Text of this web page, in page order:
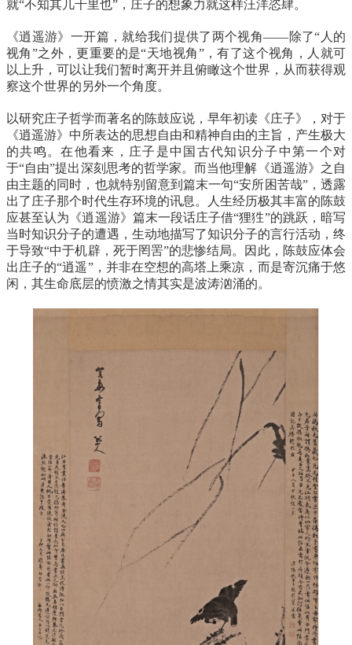
就“不知其几千里也”，庄子的想象力就这样汪洋恣肆。
《逍遥游》一开篇，就给我们提供了两个视角——除了“人的
视角”之外，更重要的是“天地视角”，有了这个视角，人就可
以上升，可以让我们暂时离开并且俯瞰这个世界，从而获得观
察这个世界的另外一个角度。
以研究庄子哲学而著名的陈鼓应说，早年初读《庄子》，对于
《逍遥游》中所表达的思想自由和精神自由的主旨，产生极大
的共鸣。在他看来，庄子是中国古代知识分子中第一个对
于“自由”提出深刻思考的哲学家。而当他理解《逍遥游》之自
由主题的同时，也就特别留意到篇末一句“安所困苦哉”，透露
出了庄子那个时代生存环境的讯息。人生经历极其丰富的陈鼓
应甚至认为《逍遥游》篇末一段话庄子借“狸狌”的跳跃，暗写
当时知识分子的遭遇，生动地描写了知识分子的言行活动，终
于导致“中于机辟，死于罔罟”的悲惨结局。因此，陈鼓应体会
出庄子的“逍遥”，并非在空想的高塔上乘凉，而是寄沉痛于悠
闲，其生命底层的愤激之情其实是波涛汹涌的。